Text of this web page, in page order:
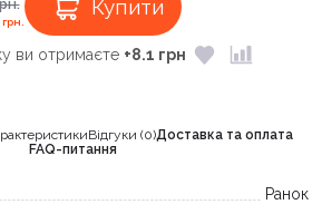
грн.
Купити
ви отримаєте +8.1 грн
Відгуки (0)Доставка та оплата
FAQ-питання
Ранок